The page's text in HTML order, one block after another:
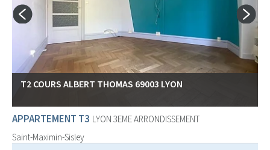
T2 COURS ALBERT THOMAS 69003 LYON
APPARTEMENT T3 LYON 3EME ARRONDISSEMENT
Saint-Maximin-Sisley